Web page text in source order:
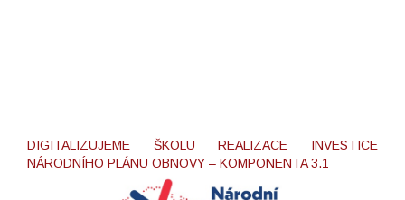
DIGITALIZUJEME ŠKOLU REALIZACE INVESTICE
NÁRODNÍHO PLÁNU OBNOVY – KOMPONENTA 3.1